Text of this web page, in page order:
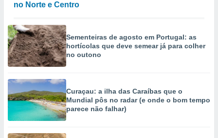
no Norte e Centro
Sementeiras de agosto em Portugal: as
hortícolas que deve semear já para colher
no outono
Curaçau: a ilha das Caraíbas que o
Mundial pôs no radar (e onde o bom tempo
parece não falhar)